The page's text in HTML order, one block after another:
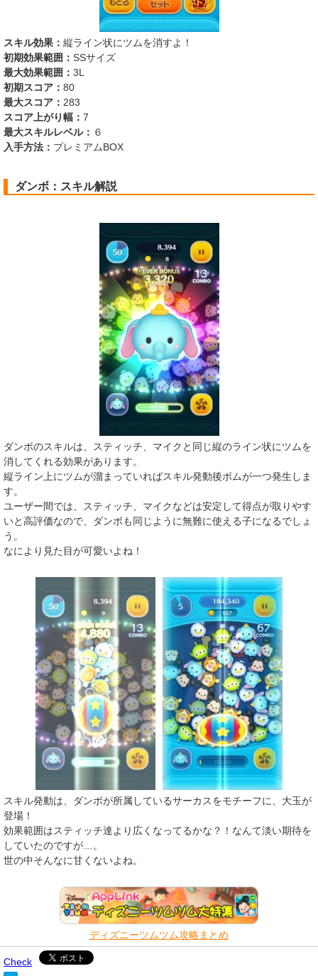
スキル効果： 縦ライン状にツムを消すよ！
初期効果範囲： SSサイズ
最大効果範囲： 3L
初期スコア： 80
最大スコア： 283
スコア上がり幅： 7
最大スキルレベル： ６
入手方法： プレミアムBOX
ダンボ：スキル解説
ダンボのスキルは、スティッチ、マイクと同じ縦のライン状にツムを
消してくれる効果があります。
縦ライン上にツムが溜まっていればスキル発動後ボムが一つ発生しま
す。
ユーザー間では、スティッチ、マイクなどは安定して得点が取りやす
いと高評価なので、ダンボも同じように無難に使える子になるでしょ
う。
なにより見た目が可愛いよね！
スキル発動は、ダンボが所属しているサーカスをモチーフに、大玉が
登場！
効果範囲はスティッチ達より広くなってるかな？！なんて淡い期待を
していたのですが…。
世の中そんなに甘くないよね。
ディズニーツムツム攻略まとめ
Check